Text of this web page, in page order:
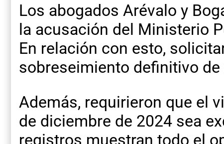
Los abogados Arévalo y
la acusación del Ministerio
En relación con esto,
sobreseimiento definitivo
Además, requirieron que el
de diciembre de 2024 sea
registros muestran todo el